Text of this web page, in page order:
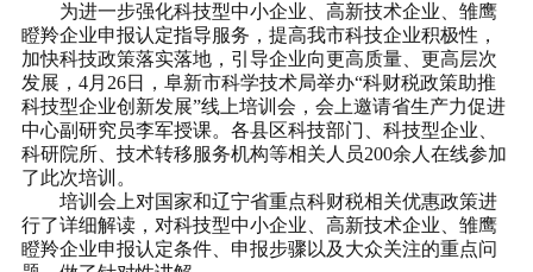
为进一步强化科技型中小企业、高新技术企业、雏鹰
瞪羚企业申报认定指导服务，提高我市科技企业积极性，
加快科技政策落实落地，引导企业向更高质量、更高层次
发展， 4月26日，阜新市科学技术局举办“科财税政策助推
科技型企业创新发展”线上培训会，会上邀请省生产力促进
中心副研究员李军授课。各县区科技部门、科技型企业、
科研院所、技术转移服务机构等相关人员200余人在线参加
了此次培训。
培训会上对国家和辽宁省重点科财税相关优惠政策进
行了详细解读，对科技型中小企业、高新技术企业、雏鹰
瞪羚企业申报认定条件、申报步骤以及大众关注的重点问